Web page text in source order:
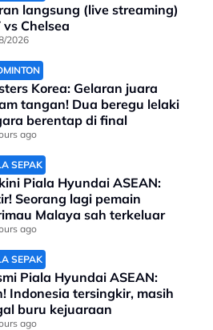
langsung (live streaming)
vs Chelsea
2026
Korea: Gelaran juara
tangan! Dua beregu lelaki
berentap di final
ago
SEPAK
Piala Hyundai ASEAN:
Seorang lagi pemain
Malaya sah terkeluar
ago
SEPAK
Piala Hyundai ASEAN:
Indonesia tersingkir, masih
buru kejuaraan
ago